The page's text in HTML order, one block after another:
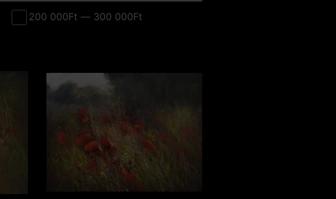
200 000Ft — 300 000Ft